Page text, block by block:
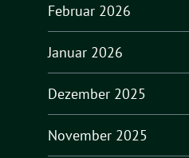
Februar 2026
Januar 2026
Dezember 2025
November 2025